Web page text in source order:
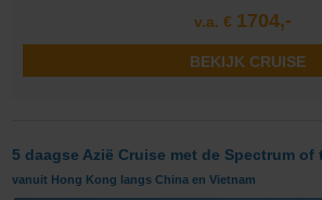
v.a. € 1704,-
BEKIJK CRUISE
5 daagse Azië Cruise met de Spectrum of
vanuit Hong Kong langs China en Vietnam